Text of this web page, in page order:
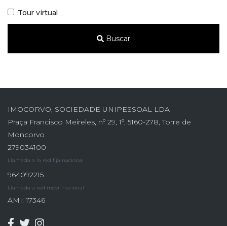
Tour virtual
Buscar
IMOCORVO, SOCIEDADE UNIPESSOAL LDA
Praça Francisco Meireles, nº 29, 1º, 5160-278, Torre de
Moncorvo
279034100
Llamada a la red fija nacional
964092215
Llamada a red móvil nacional
AMI: 17346